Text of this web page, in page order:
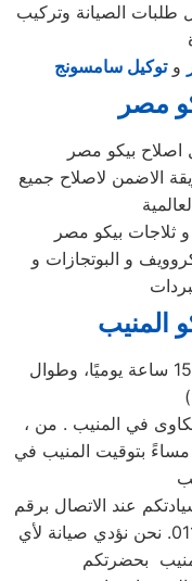
طلبات الصيانة وتركيب
وتوكيل سامسونج
مصر
بيكو مصر
بيكو مصر
المنيب
يعمل مركز بيكو في المنيب لمدة 15 ساعة يوميًا، وطوال
، لاستقبال بلاغات الأعطال بيكو والشكاوى في المنيب . من
مساءً بتوقيت المنيب في
عند الاتصال برقم
خدمة بيكو الموحَّد، وهو 01154008110. نحن نؤدي صيانة لأي